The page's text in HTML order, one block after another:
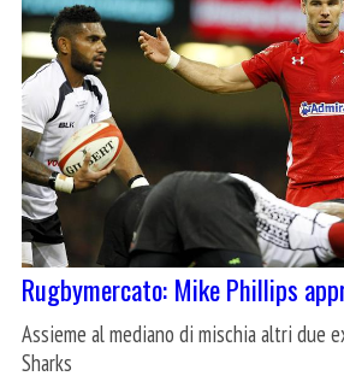
Rugbymercato: Mike Phillips
Assieme al mediano di mischia altri due
Sharks